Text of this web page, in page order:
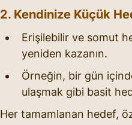
2. Kendinize Küçük
Erişilebilir ve somut
yeniden kazanın.
Örneğin, bir gün
ulaşmak gibi basit
Her tamamlanan hedef,